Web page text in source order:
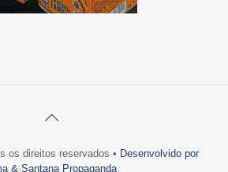
os direitos reservados • Desenvolvido por
& Santana Propaganda